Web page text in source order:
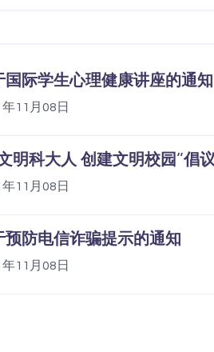
国际学生心理健康讲座的通知
11月08日
明科大人 创建文明校园”倡
11月08日
预防电信诈骗提示的通知
11月08日